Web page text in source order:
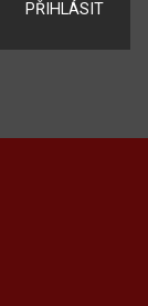
PŘIHLÁSIT